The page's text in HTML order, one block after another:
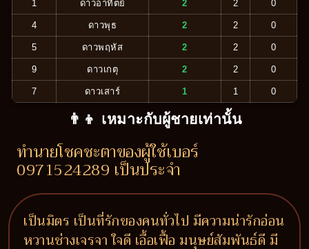
1 ดาวอาทิตย์ 2 2 0
4 ดาวพุธ 2 2 0
5 ดาวพฤหัส 2 2 0
9 ดาวเกตุ 2 2 0
7 ดาวเสาร์ 1 1 0
👨‍👦 เหมาะกับผู้ชายเท่านั้น
ทำนายโชคชะตาของผู้ใช้เบอร์
0971524289 เป็นประจำ
เป็นมิตร เป็นที่รักของคนทั่วไป มีความน่ารักอ่อน
หวานช่างเจรจา ใจดี เอื้อเฟื้อ มนุษย์สัมพันธ์ดี มี